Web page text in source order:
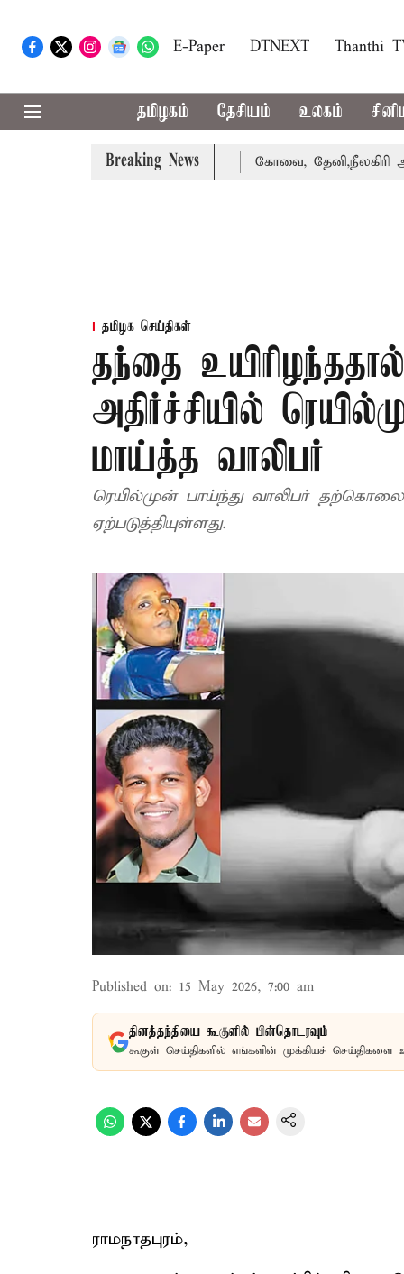
E-Paper DTNEXT Thanthi
தமிழகம் தேசியம் உலகம்
Breaking News
வாபஸ் பெற்றார் சங்கீதா கோவை, தேனி,நீலகிரி ஆகிய
தமிழக செய்திகள்
தந்தை
அதிர்ச்சியில்
மாய்த்த வாலிபர்
ரெயில்முன் பாய்ந்து வாலிபர்
ஏற்படுத்தியுள்ளது.
Published on: 15 May 2026, 7:00 am
தினத்தந்தியை கூகுளில் பின்தொடரவும்
கூகுள் செய்திகளில் எங்களின் முக்கியச் செய்திகளை
ராமநாதபுரம்,